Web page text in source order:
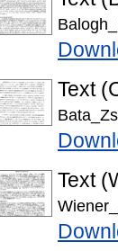
Text
Text